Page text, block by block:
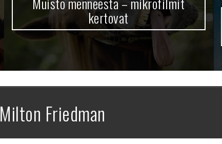
kertovat
Milton Friedman